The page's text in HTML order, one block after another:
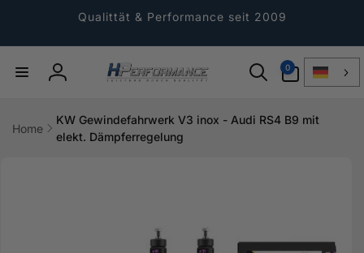
Qualittät & Performance seit 2009
Einloggen
0
Artikel
Home
KW Gewindefahrwerk V3 inox - Audi RS4 B9 mit
elekt. Dämpferregelung